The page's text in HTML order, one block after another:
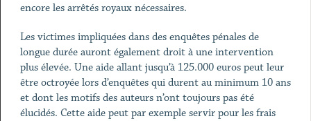
encore les arrêtés royaux nécessaires.
Les victimes impliquées dans des enquêtes pénales de
longue durée auront également droit à une intervention
plus élevée. Une aide allant jusqu’à 125.000 euros peut leur
être octroyée lors d’enquêtes qui durent au minimum 10 ans
et dont les motifs des auteurs n’ont toujours pas été
élucidés. Cette aide peut par exemple servir pour les frais